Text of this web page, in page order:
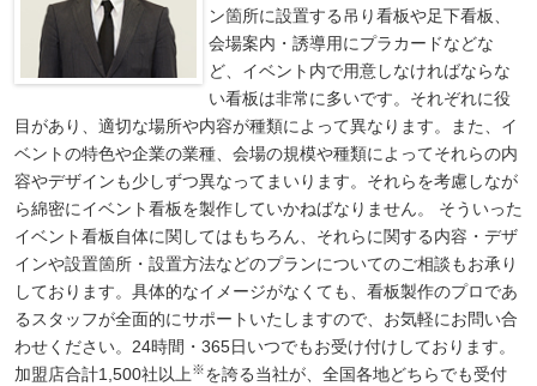
ン箇所に設置する吊り看板や足下看板、
会場案内・誘導用にプラカードなどな
ど、イベント内で用意しなければならな
い看板は非常に多いです。それぞれに役
目があり、適切な場所や内容が種類によって異なります。また、イ
ベントの特色や企業の業種、会場の規模や種類によってそれらの内
容やデザインも少しずつ異なってまいります。それらを考慮しなが
ら綿密にイベント看板を製作していかねばなりません。
そういった
イベント看板自体に関してはもちろん、それらに関する内容・デザ
インや設置箇所・設置方法などのプランについてのご相談もお承り
しております。具体的なイメージがなくても、看板製作のプロであ
るスタッフが全面的にサポートいたしますので、お気軽にお問い合
わせください。24時間・365日いつでもお受け付けしております。
加盟店合計1,500社以上※を誇る当社が、全国各地どちらでも受付